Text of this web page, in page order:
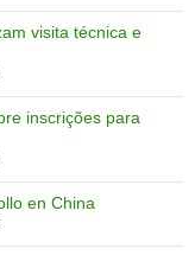
visita técnica e
inscrições para
en China